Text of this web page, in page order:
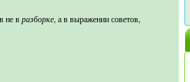
не вразборке, а в выражении советов,